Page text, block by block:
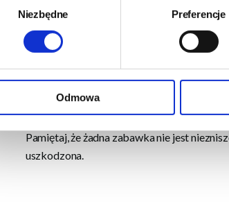
Niezbędne Preferencje
Odmowa
Interaktywne puzzle dla psów Nina
bezpiecznych dla żywności. Są łatwe do
ZACHOWAJ OSTROŻNOŚĆ:
Pamiętaj, że żadna zabawka nie jest
uszkodzona.